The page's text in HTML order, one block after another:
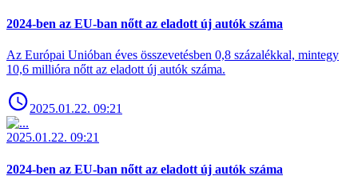
2024-ben az EU-ban nőtt az eladott új autók száma
Az Európai Unióban éves összevetésben 0,8 százalékkal, mintegy
10,6 millióra nőtt az eladott új autók száma.
2025.01.22. 09:21
2025.01.22. 09:21
2024-ben az EU-ban nőtt az eladott új autók száma